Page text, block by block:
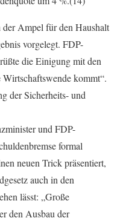
Ampel für den Haushalt
vorgelegt. FDP-
die Einigung mit den
kommt“.
der Sicherheits- und
und FDP-
formal
neuen Trick präsentiert,
auch in den
lässt: „Große
den Ausbau der